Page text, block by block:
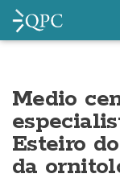
Medio
Esteiro
da